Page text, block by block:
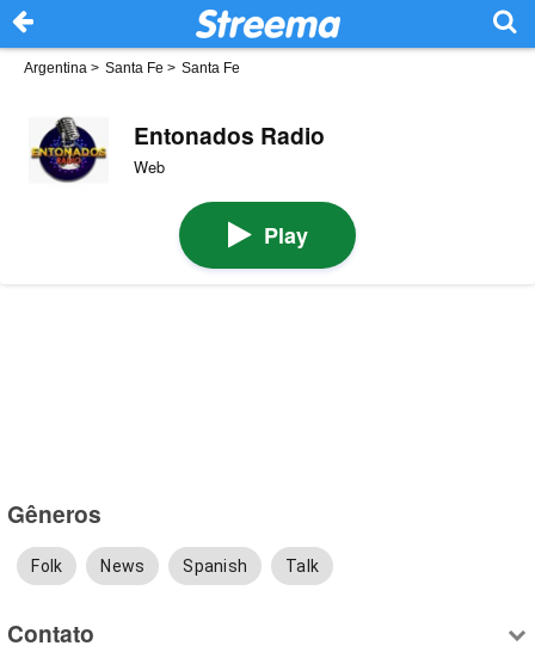
Argentina > Santa Fe > Santa Fe
Entonados Radio
Web
Play
Gêneros
Folk News Spanish Talk
Contato